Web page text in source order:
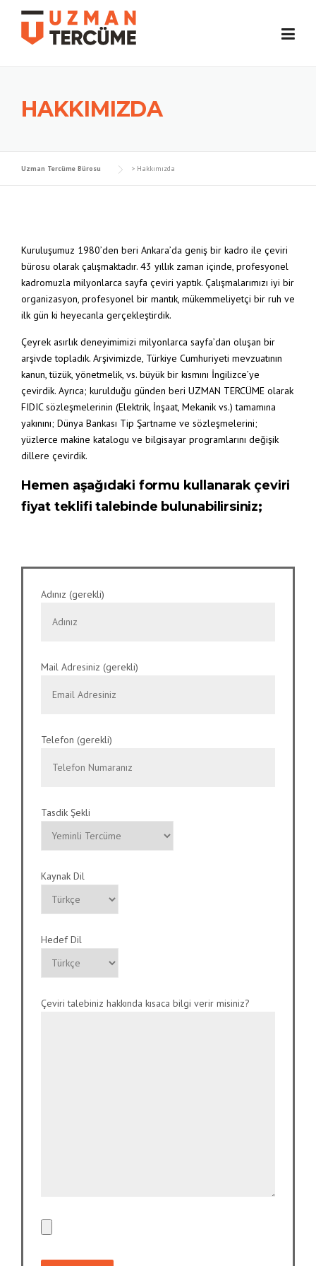
content
HAKKIMIZDA
Uzman Tercüme Bürosu > Hakkımızda
Kuruluşumuz 1980’den beri Ankara’da geniş bir kadro ile çeviri
bürosu olarak çalışmaktadır. 43 yıllık zaman içinde, profesyonel
kadromuzla milyonlarca sayfa çeviri yaptık. Çalışmalarımızı iyi bir
organizasyon, profesyonel bir mantık, mükemmeliyetçi bir ruh ve
ilk gün ki heyecanla gerçekleştirdik.
Çeyrek asırlık deneyimimizi milyonlarca sayfa’dan oluşan bir
arşivde topladık. Arşivimizde, Türkiye Cumhuriyeti mevzuatının
kanun, tüzük, yönetmelik, vs. büyük bir kısmını İngilizce’ye
çevirdik. Ayrıca; kurulduğu günden beri UZMAN TERCÜME olarak
FIDIC sözleşmelerinin (Elektrik, İnşaat, Mekanik vs.) tamamına
yakınını; Dünya Bankası Tip Şartname ve sözleşmelerini;
yüzlerce makine katalogu ve bilgisayar programlarını değişik
dillere çevirdik.
Hemen aşağıdaki formu kullanarak çeviri
fiyat teklifi talebinde bulunabilirsiniz;
Adınız (gerekli)
Mail Adresiniz (gerekli)
Telefon (gerekli)
Tasdik Şekli
Kaynak Dil
Hedef Dil
Çeviri talebiniz hakkında kısaca bilgi verir misiniz?